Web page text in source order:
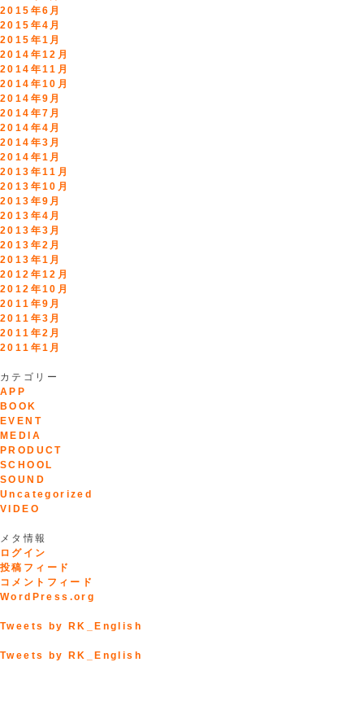
2015年6月
2015年4月
2015年1月
2014年12月
2014年11月
2014年10月
2014年9月
2014年7月
2014年4月
2014年3月
2014年1月
2013年11月
2013年10月
2013年9月
2013年4月
2013年3月
2013年2月
2013年1月
2012年12月
2012年10月
2011年9月
2011年3月
2011年2月
2011年1月
カテゴリー
APP
BOOK
EVENT
MEDIA
PRODUCT
SCHOOL
SOUND
Uncategorized
VIDEO
メタ情報
ログイン
投稿フィード
コメントフィード
WordPress.org
Tweets by RK_English
Tweets by RK_English